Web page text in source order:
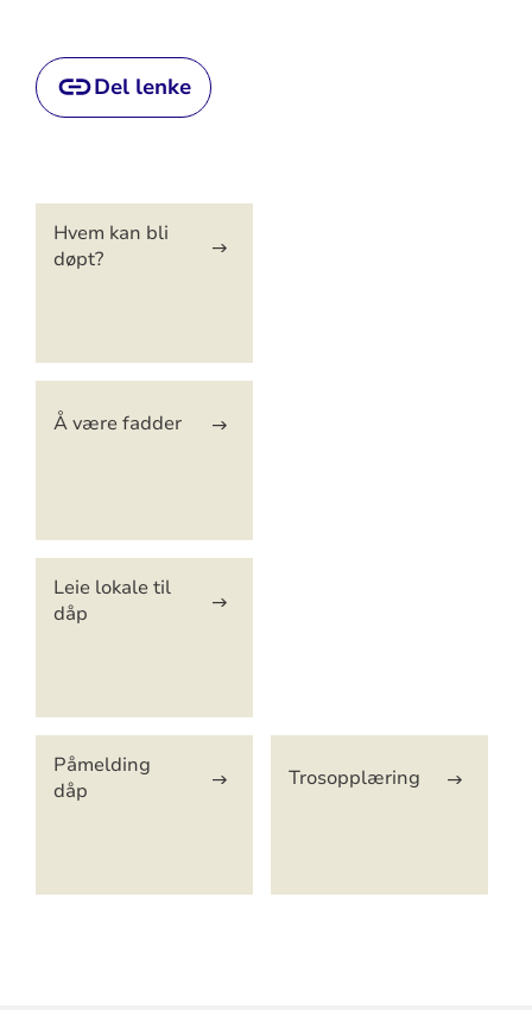
Del lenke
Artikkelsnarveger
Hvem kan bli
døpt?
Å være fadder
Leie lokale til
dåp
Påmelding
dåp
Trosopplæring